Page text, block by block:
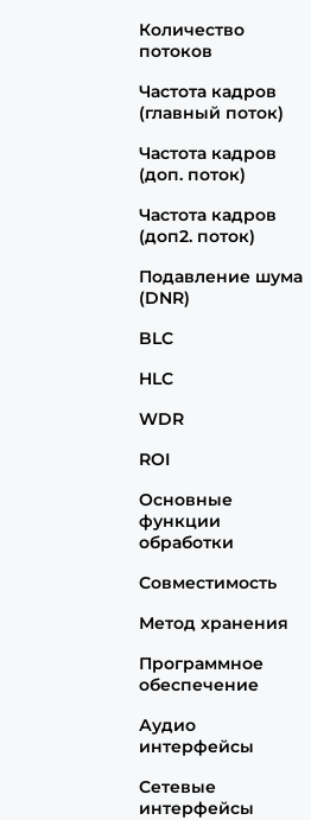
Количество
потоков
Частота кадров
(главный поток)
Частота кадров
(доп. поток)
Частота кадров
(доп2. поток)
Подавление шума
(DNR)
BLC
HLC
WDR
ROI
Основные
функции
обработки
Совместимость
Метод хранения
Программное
обеспечение
Аудио
интерфейсы
Сетевые
интерфейсы